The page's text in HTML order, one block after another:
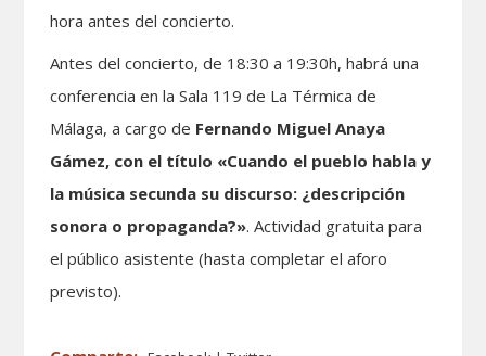
hora antes del concierto.
Antes del concierto, de 18:30 a 19:30h, habrá una
conferencia en la Sala 119 de La Térmica de
Málaga, a cargo de Fernando Miguel Anaya
Gámez, con el título «Cuando el pueblo habla y
la música secunda su discurso: ¿descripción
sonora o propaganda?». Actividad gratuita para
el público asistente (hasta completar el aforo
previsto).